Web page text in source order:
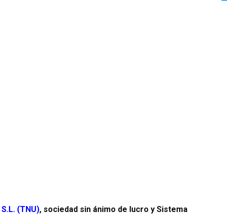
(TNU), sociedad sin ánimo de lucro y Sistema